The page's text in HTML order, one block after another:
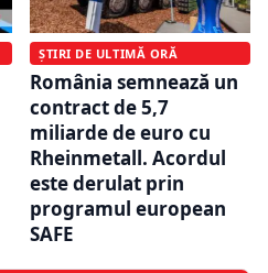
ȘTIRI DE ULTIMĂ ORĂ
România semnează un
contract de 5,7
miliarde de euro cu
Rheinmetall. Acordul
este derulat prin
programul european
SAFE